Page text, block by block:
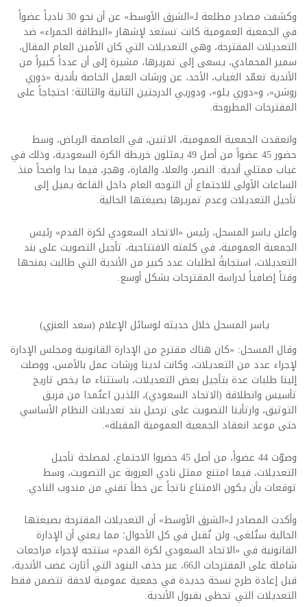
وكشفت مصادر مطلعة لـ«الشرق الأوسط» عن أن نحو 30 نادياً عضواً
في الجمعية العمومية كانت تستعد لإشهار «البطاقة الحمراء» ضد
التعديلات المقترحة، وهي التعديلات التي كان الأمين العام المقال،
سمير المحمادي، يسعى إلى تمريرها، مشيرة إلى أن عدداً كبيراً من
الأندية تعمّد الغياب، الأحد، عن ورشات العمل الخاصة بأندية «دوري
روشن»، و«دوري يلو»، ودوريي الدرجتين الثانية والثالثة؛ احتجاجاً على
المقترحات المطروحة.
وانعقدت الجمعية العمومية، الاثنين، في العاصمة الرياض، وسط
حضور 45 عضواً من أصل 49 يمثلون خريطة الكرة السعودية، وذلك في
غياب ممثلي أندية: النصر، والعلا، والقارة، وهجر، فيما بدا واضحاً منذ
الساعات الأولى للاجتماع أن التوجه العام داخل القاعة يميل إلى
تأجيل التعديلات وعدم تمريرها بصيغتها الحالية.
وأعلن ياسر المسحل، رئيس «الاتحاد السعودي لكرة القدم» رئيس
الجمعية العمومية، في كلمته الافتتاحية، تأجيل التصويت على بند
التعديلات، استجابةً لطلبات عدد كبير من الأندية التي طالبت بمنحها
وقتاً إضافياً لدراسة المقترحات بشكل أوسع.
ياسر المسحل خلال حديثه لوسائل الإعلام (سعد العنزي)
وقال المسحل: «كان هناك مقترح من الإدارة القانونية ومجلس الإدارة
لإجراء عدد من التعديلات، وكانت لدينا ورشات عمل بالأمس، ووصلت
إلينا طلبات عدة بتأجيل بعض التعديلات، باستثناء ما يخص تاريخ
تأسيس وانطلاقة (الاتحاد السعودي)، اللذين اعتُمدا من فريق
التوثيق، وارتأينا التصويت على ترحيل بند تعديلات النظام الأساسي
حتى موعد انعقاد الجمعية العمومية المقبلة».
وصوّت 44 عضواً، من أصل 45 حضروا الاجتماع، لمصلحة تأجيل
التعديلات، فيما امتنع ممثل نادي العروبة عن التصويت، وسط
توقعات بأن يكون الامتناع ناتجاً عن خطأ تقني من مندوب النادي.
وأكدت المصادر لـ«الشرق الأوسط» أن التعديلات المقترحة بصيغتها
الحالية ستُلغى، ولن تُقبل في كل الأحوال؛ مما يعني أن الإدارة
القانونية في «الاتحاد السعودي لكرة القدم» ستتجه لإجراء مراجعات
شاملة على المقترحات الـ66، عبر حذف البنود التي أثارت غضب الأندية،
قبل إعادة طرح نسخة جديدة في جمعية عمومية لاحقة تتضمن فقط
التعديلات التي تحظى بقبول الأندية.